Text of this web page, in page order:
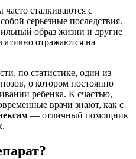
сталкиваются с
серьезные последствия.
образ жизни и другие
отражаются на
по статистике, один из
о котором постоянно
ребенка. К счастью,
врачи знают, как с
— отличный помощник